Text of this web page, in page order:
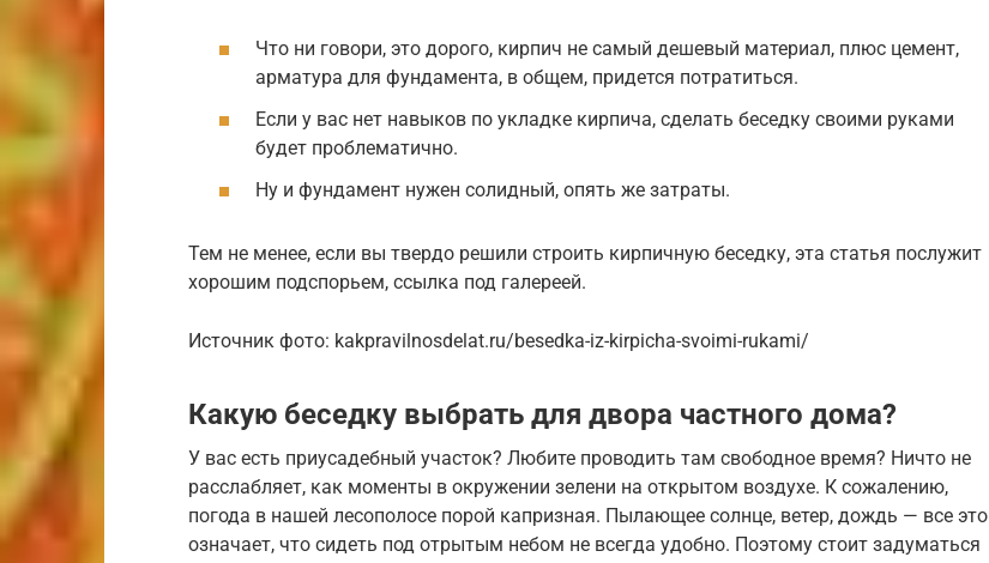
Что ни говори, это дорого, кирпич не самый дешевый материал, плюс цемент,
арматура для фундамента, в общем, придется потратиться.
Если у вас нет навыков по укладке кирпича, сделать беседку своими руками
будет проблематично.
Ну и фундамент нужен солидный, опять же затраты.
Тем не менее, если вы твердо решили строить кирпичную беседку, эта статья послужит
хорошим подспорьем, ссылка под галереей.
Источник фото: kakpravilnosdelat.ru/besedka-iz-kirpicha-svoimi-rukami/
Какую беседку выбрать для двора частного дома?
У вас есть приусадебный участок? Любите проводить там свободное время? Ничто не
расслабляет, как моменты в окружении зелени на открытом воздухе. К сожалению,
погода в нашей лесополосе порой капризная. Пылающее солнце, ветер, дождь — все это
означает, что сидеть под отрытым небом не всегда удобно. Поэтому стоит задуматься